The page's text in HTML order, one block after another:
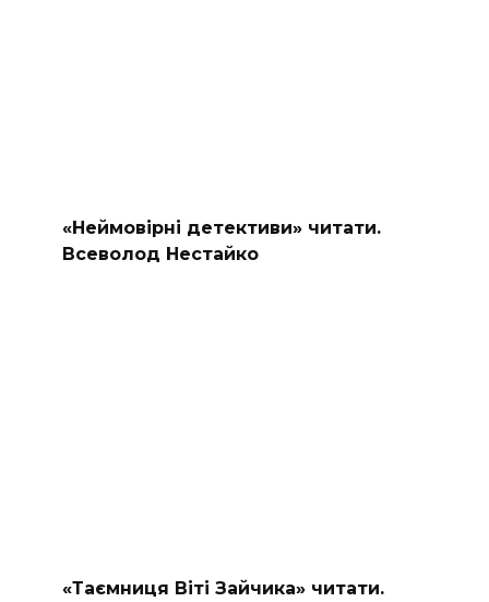
«Неймовірні детективи» читати.
Всеволод Нестайко
«Таємниця Віті Зайчика» читати.